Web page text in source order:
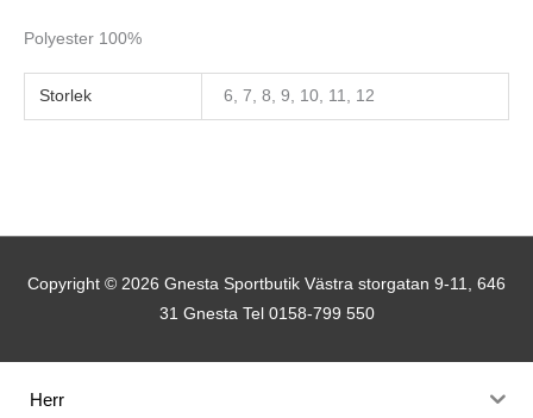
Polyester 100%
Storlek 6, 7, 8, 9, 10, 11, 12
Copyright © 2026 Gnesta Sportbutik Västra storgatan 9-11, 646
31 Gnesta Tel 0158-799 550
Herr